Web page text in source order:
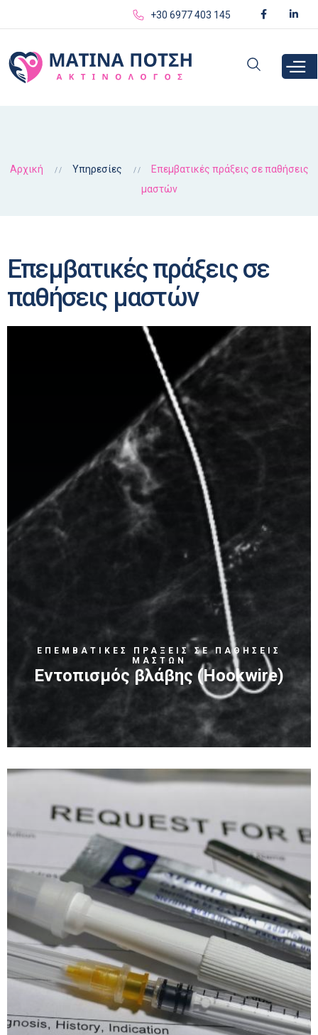
Παράκαμψη
προς το
κυρίως
περιεχόμενο
+30 6977 403 145
Αρχική Υπηρεσίες
Επεμβατικές πράξεις σε παθήσεις
μαστών
Επεμβατικές πράξεις σε
παθήσεις μαστών
ΕΠΕΜΒΑΤΙΚΕΣ ΠΡΑΞΕΙΣ ΣΕ ΠΑΘΗΣΕΙΣ
ΜΑΣΤΩΝ
Εντοπισμός βλάβης (Hookwire)